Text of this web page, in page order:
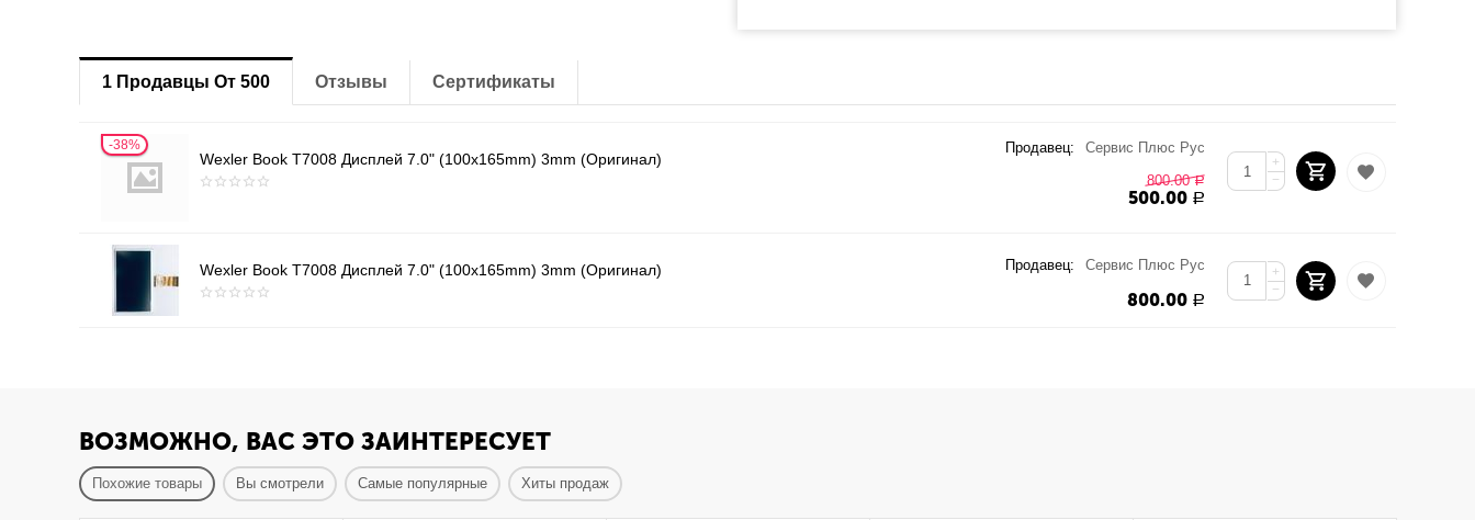
1 Продавцы От 500 Отзывы Сертификаты
38%
Wexler Book T7008 Дисплей 7.0" (100x165mm) 3mm (Оригинал)
Продавец:
Сервис Плюс Рус
800.00 Р
500.00 Р
+
−
Wexler Book T7008 Дисплей 7.0" (100x165mm) 3mm (Оригинал) Продавец: Сервис Плюс Рус
800.00 Р
+
−
ВОЗМОЖНО, ВАС ЭТО ЗАИНТЕРЕСУЕТ
Похожие товары Вы смотрели Самые популярные Хиты продаж